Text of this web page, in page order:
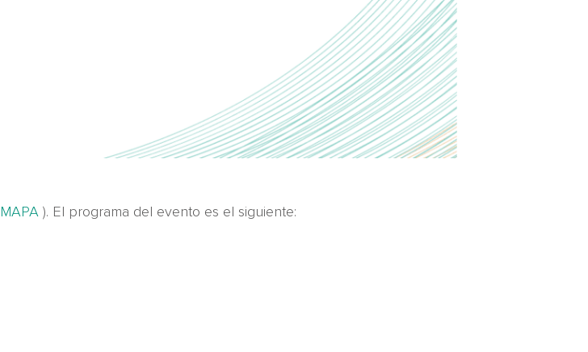
MAPA). El programa del evento es el siguiente: